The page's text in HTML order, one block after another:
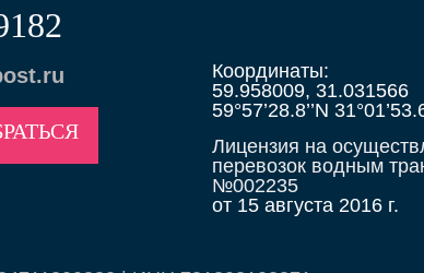
Координаты:
59.958009, 31.031566
59°57’28.8’’N
Лицензия на
перевозок водным
№002235
от 15 августа 2016 г.